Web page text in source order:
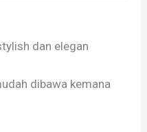
dan elegan
dibawa kemana